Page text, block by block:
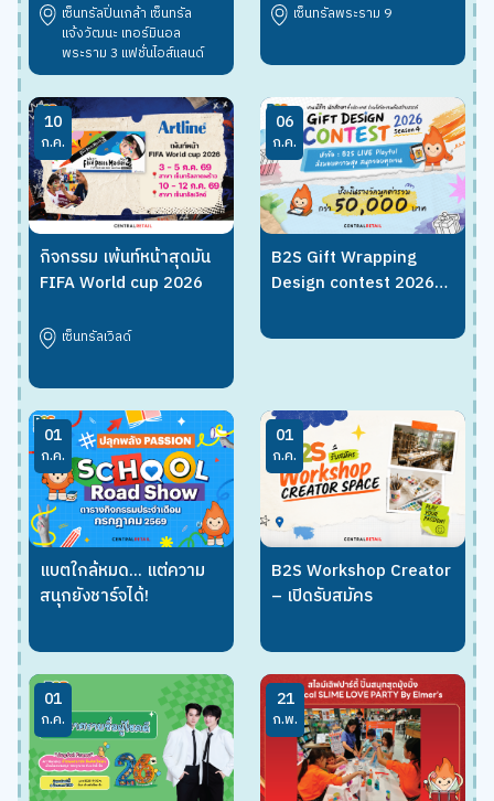
เซ็นทรัลปิ่นเกล้า เซ็นทรัล
แจ้งวัฒนะ เทอร์มินอล
พระราม 3 แฟชั่นไอส์แลนด์
เซ็นทรัลพระราม 9
10
ก.ค.
กิจกรรม เพ้นท์หน้าสุดมัน
FIFA World cup 2026
เซ็นทรัลเวิลด์
06
ก.ค.
B2S Gift Wrapping
Design contest 2026
ความสุข สนุกจอยทุกเจน
01
ก.ค.
แบตใกล้หมด... แต่ความ
สนุกยังชาร์จได้!
01
ก.ค.
B2S Workshop Creator
– เปิดรับสมัคร
01
ก.ค.
21
ก.พ.